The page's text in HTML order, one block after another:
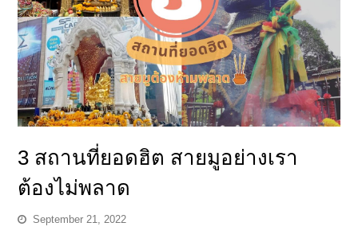
3 สถานที่ยอดฮิต สายมูอย่างเรา
ต้องไม่พลาด
September 21, 2022